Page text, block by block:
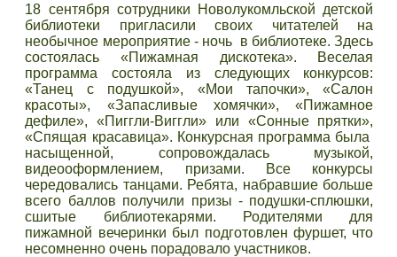
18 сентября сотрудники Новолукомльской детской
библиотеки пригласили своих читателей на
необычное мероприятие - ночь в библиотеке. Здесь
состоялась «Пижамная дискотека». Веселая
программа состояла из следующих конкурсов:
«Танец с подушкой», «Мои тапочки», «Салон
красоты», «Запасливые хомячки», «Пижамное
дефиле», «Пиггли-Виггли» или «Сонные прятки»,
«Спящая красавица». Конкурсная программа была
насыщенной, сопровождалась музыкой,
видеооформлением, призами. Все конкурсы
чередовались танцами. Ребята, набравшие больше
всего баллов получили призы - подушки-сплюшки,
сшитые библиотекарями. Родителями для
пижамной вечеринки был подготовлен фуршет, что
несомненно очень порадовало участников.